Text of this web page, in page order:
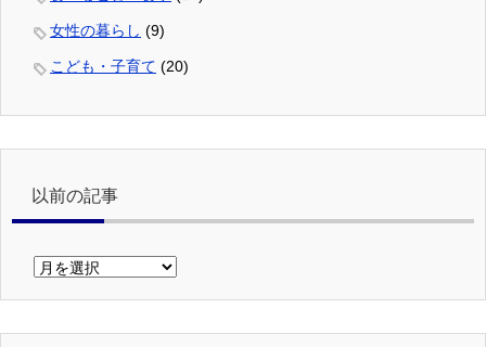
女性の暮らし (9)
こども・子育て (20)
以前の記事
以
の